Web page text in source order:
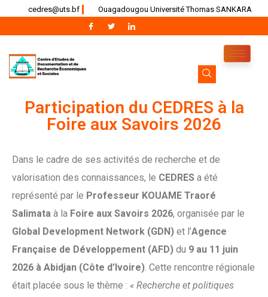
cedres@uts.bf Ouagadougou Université Thomas SANKARA
Participation du CEDRES à la
Foire aux Savoirs 2026
Dans le cadre de ses activités de recherche et de
valorisation des connaissances, le CEDRES a été
représenté par le Professeur KOUAME Traoré
Salimata à la Foire aux Savoirs 2026, organisée par le
Global Development Network (GDN) et l’Agence
Française de Développement (AFD) du 9 au 11 juin
2026 à Abidjan (Côte d’Ivoire). Cette rencontre régionale
était placée sous le thème : « Recherche et politiques